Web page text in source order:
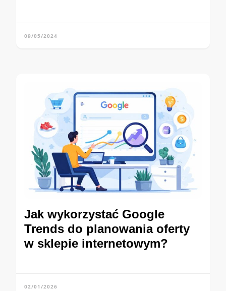
09/05/2024
Jak wykorzystać Google
Trends do planowania oferty
w sklepie internetowym?
02/01/2026